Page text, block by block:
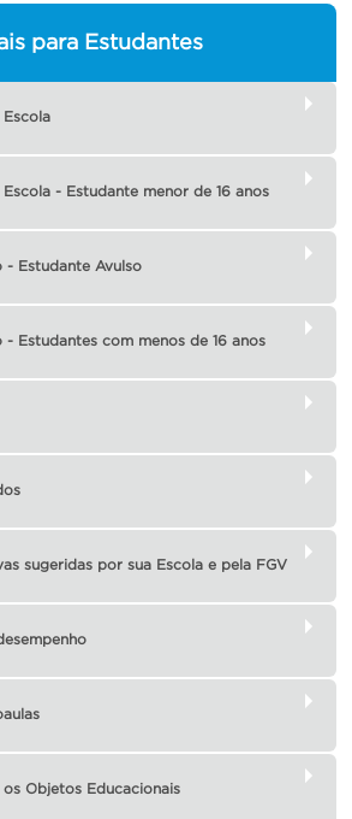
para Estudantes
- Estudante menor de 16 anos
- Estudante Avulso
- Estudantes com menos de 16 anos
sugeridas por sua Escola e pela FGV
Objetos Educacionais